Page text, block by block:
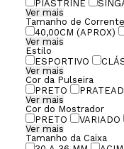
PIASTRINE
Ver mais
Tamanho de Corrente
40,00CM (APROX)
Ver mais
Estilo
ESPORTIVO
Ver mais
Cor da Pulseira
PRETO
Ver mais
Cor do Mostrador
PRETO
VARIADO
Ver mais
Tamanho da Caixa